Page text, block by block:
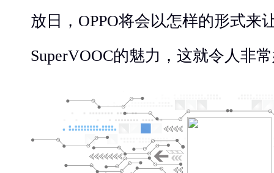
放日，OPPO将会以怎样的形式来
SuperVOOC的魅力，这就令人非